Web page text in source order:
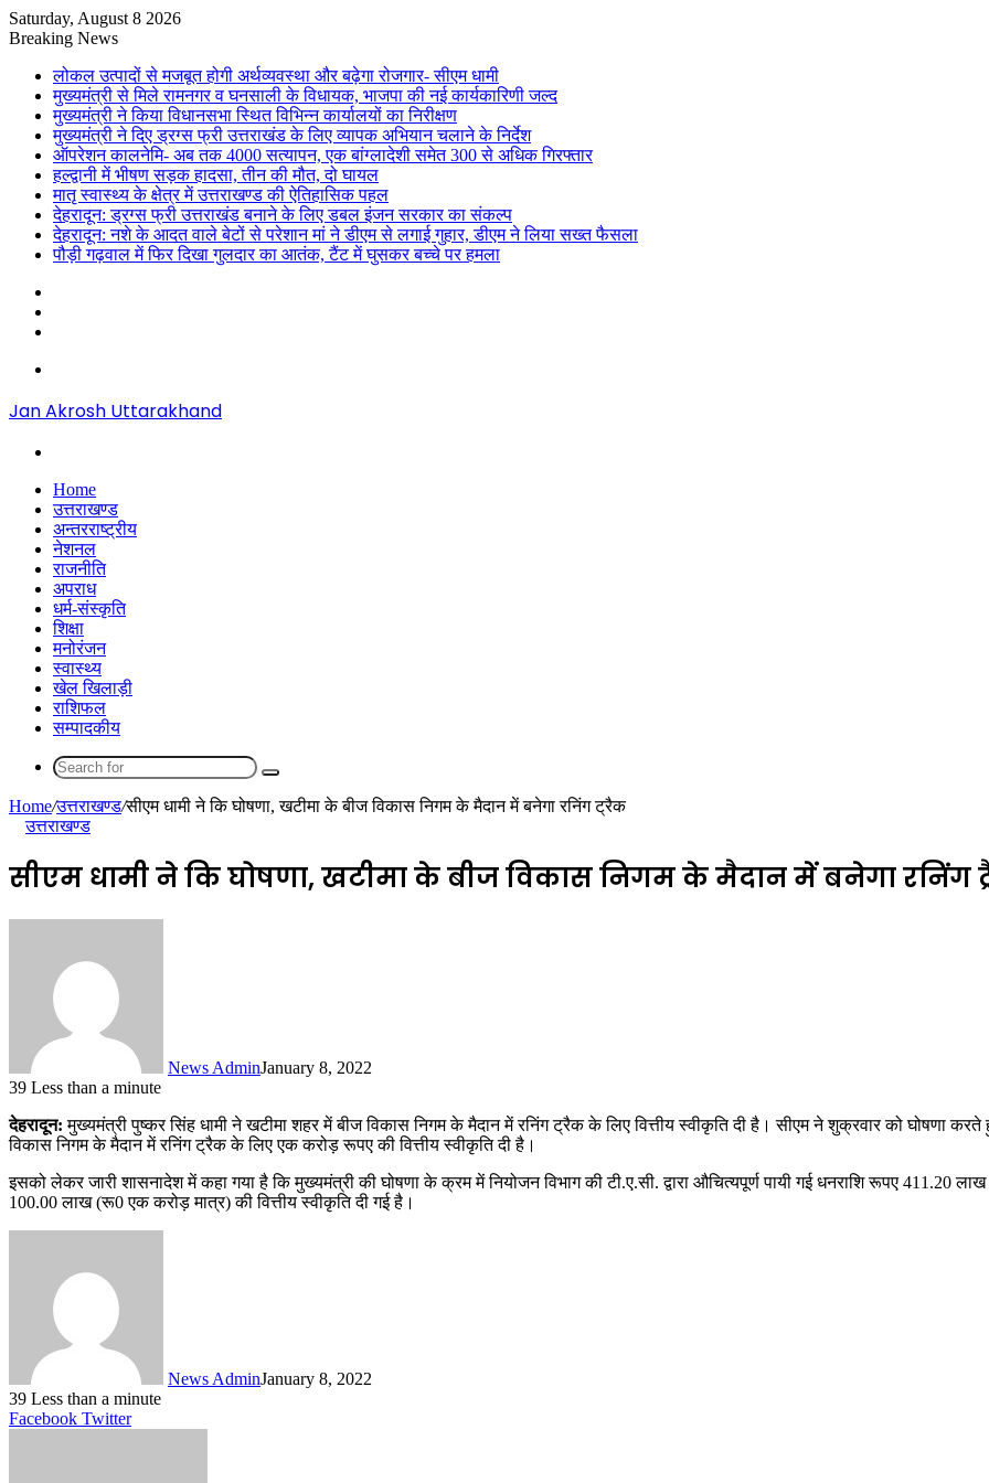
Saturday, August 8 2026
Breaking News
लोकल उत्पादों से मजबूत होगी अर्थव्यवस्था और बढ़ेगा रोजगार- सीएम धामी
मुख्यमंत्री से मिले रामनगर व घनसाली के विधायक, भाजपा की नई कार्यकारिणी जल्द
मुख्यमंत्री ने किया विधानसभा स्थित विभिन्न कार्यालयों का निरीक्षण
मुख्यमंत्री ने दिए ड्रग्स फ्री उत्तराखंड के लिए व्यापक अभियान चलाने के निर्देश
ऑपरेशन कालनेमि- अब तक 4000 सत्यापन, एक बांग्लादेशी समेत 300 से अधिक गिरफ्तार
हल्द्वानी में भीषण सड़क हादसा, तीन की मौत, दो घायल
मातृ स्वास्थ्य के क्षेत्र में उत्तराखण्ड की ऐतिहासिक पहल
देहरादून: ड्रग्स फ्री उत्तराखंड बनाने के लिए डबल इंजन सरकार का संकल्प
देहरादून: नशे के आदत वाले बेटों से परेशान मां ने डीएम से लगाई गुहार, डीएम ने लिया सख्त फैसला
पौड़ी गढ़वाल में फिर दिखा गुलदार का आतंक, टैंट में घुसकर बच्चे पर हमला
Jan Akrosh Uttarakhand
Home
उत्तराखण्ड
अन्तरराष्ट्रीय
नेशनल
राजनीति
अपराध
धर्म-संस्कृति
शिक्षा
मनोरंजन
स्वास्थ्य
खेल खिलाड़ी
राशिफल
सम्पादकीय
Search
Home/उत्तराखण्ड/सीएम धामी ने कि घोषणा, खटीमा के बीज विकास निगम के मैदान में बनेगा रनिंग ट्रैक
उत्तराखण्ड
सीएम धामी ने कि घोषणा, खटीमा के बीज विकास निगम के मैदान में बनेगा रनिंग
News AdminJanuary 8, 2022
39 Less than a minute
देहरादून: मुख्यमंत्री पुष्कर सिंह धामी ने खटीमा शहर में बीज विकास निगम के मैदान में रनिंग ट्रैक के लिए वित्तीय स्वीकृति दी है। सीएम ने शुक्रवार को घोषणा करते
विकास निगम के मैदान में रनिंग ट्रैक के लिए एक करोड़ रूपए की वित्तीय स्वीकृति दी है।
इसको लेकर जारी शासनादेश में कहा गया है कि मुख्यमंत्री की घोषणा के क्रम में नियोजन विभाग की टी.ए.सी. द्वारा औचित्यपूर्ण पायी गई धनराशि रूपए 411.20
100.00 लाख (रू0 एक करोड़ मात्र) की वित्तीय स्वीकृति दी गई है।
News AdminJanuary 8, 2022
39 Less than a minute
Facebook TwitterLinkedIn
Tumblr
Pinterest
Reddit
VKontakte
Share
Print